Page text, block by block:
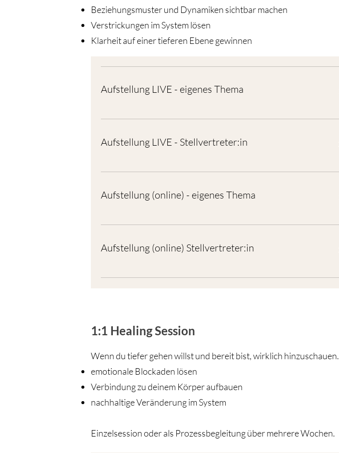
Beziehungsmuster und Dynamiken sichtbar machen
Verstrickungen im System lösen
Klarheit auf einer tieferen Ebene gewinnen
Aufstellung LIVE - eigenes Thema
Aufstellung LIVE - Stellvertreter:in
Aufstellung (online) - eigenes Thema
Aufstellung (online) Stellvertreter:in
1:1 Healing Session
Wenn du tiefer gehen willst und bereit bist, wirklich hinzuschauen.
emotionale Blockaden lösen
Verbindung zu deinem Körper aufbauen
nachhaltige Veränderung im System
Einzelsession oder als Prozessbegleitung über mehrere Wochen.